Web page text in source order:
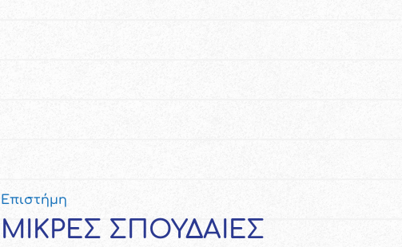
Επιστήμη
ΜΙΚΡΕΣ ΣΠΟΥΔΑΙΕΣ